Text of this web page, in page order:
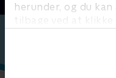
herunder, og du
tilbage ved at klikke